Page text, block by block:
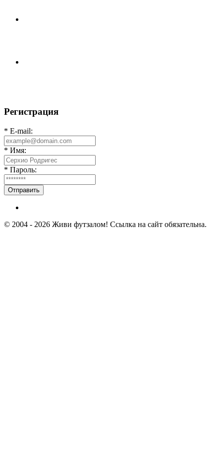
Регистрация
* E-mail:
* Имя:
* Пароль:
Отправить
© 2004 - 2026 Живи футзалом! Ссылка на сайт обязательна.